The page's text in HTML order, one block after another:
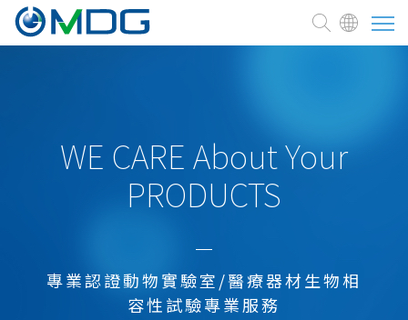
臨床前試驗
WE CARE About Your
PRODUCTS
專業認證動物實驗室/醫療器材生物相
容性試驗專業服務